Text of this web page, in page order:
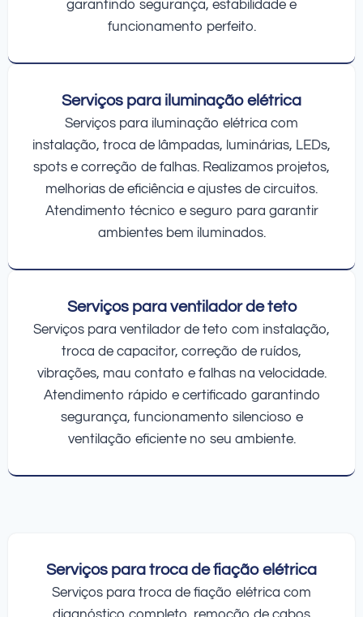
garantindo segurança, estabilidade e
funcionamento perfeito.
Serviços para iluminação elétrica
Serviços para iluminação elétrica com
instalação, troca de lâmpadas, luminárias, LEDs,
spots e correção de falhas. Realizamos projetos,
melhorias de eficiência e ajustes de circuitos.
Atendimento técnico e seguro para garantir
ambientes bem iluminados.
Serviços para ventilador de teto
Serviços para ventilador de teto com instalação,
troca de capacitor, correção de ruídos,
vibrações, mau contato e falhas na velocidade.
Atendimento rápido e certificado garantindo
segurança, funcionamento silencioso e
ventilação eficiente no seu ambiente.
Serviços para troca de fiação elétrica
Serviços para troca de fiação elétrica com